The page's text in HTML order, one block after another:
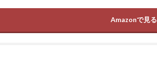
Amazonで見る